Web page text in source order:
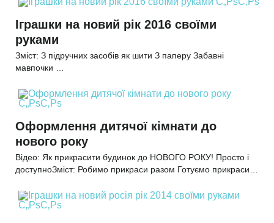
Іграшки на новий рік 2016 своїми
руками
Зміст: З підручних засобів як шити З паперу Забавні
мавпочки …
Оформлення дитячої кімнати до
нового року
Відео: Як прикрасити будинок до НОВОГО РОКУ! Просто і
доступноЗміст: Робимо прикраси разом Готуємо прикраси…